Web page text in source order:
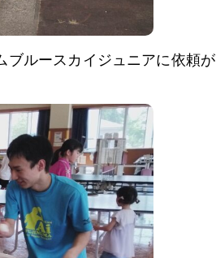
ブルースカイジュニアに依頼が